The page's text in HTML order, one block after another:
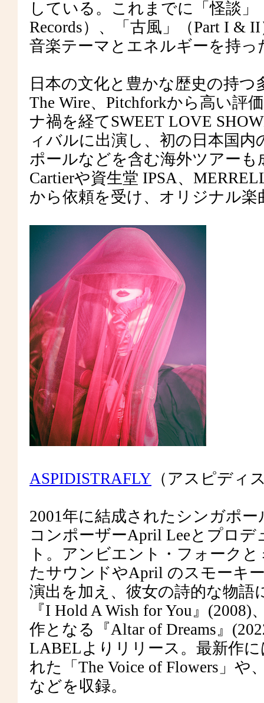
している。これまでに「怪談」
Records）、「古風」（Part I &
音楽テーマとエネルギーを持
日本の文化と豊かな歴史の持
The Wire、Pitchforkから高い評
ナ禍を経てSWEET LOVE
ィバルに出演し、初の日本国
ポールなどを含む海外ツアー
Cartierや資生堂 IPSA、
から依頼を受け、オリジナル
ASPIDISTRAFLY （アスピディ
2001年に結成されたシンガポ
コンポーザーApril Leeとプロ
ト。アンビエント・フォーク
たサウンドやApril のスモーキ
演出を加え、彼女の詩的な物
『I Hold A Wish for You』
作となる『Altar of Dreams』
LABELよりリリース。最新作に
れた「The Voice of Flowers」
などを収録。